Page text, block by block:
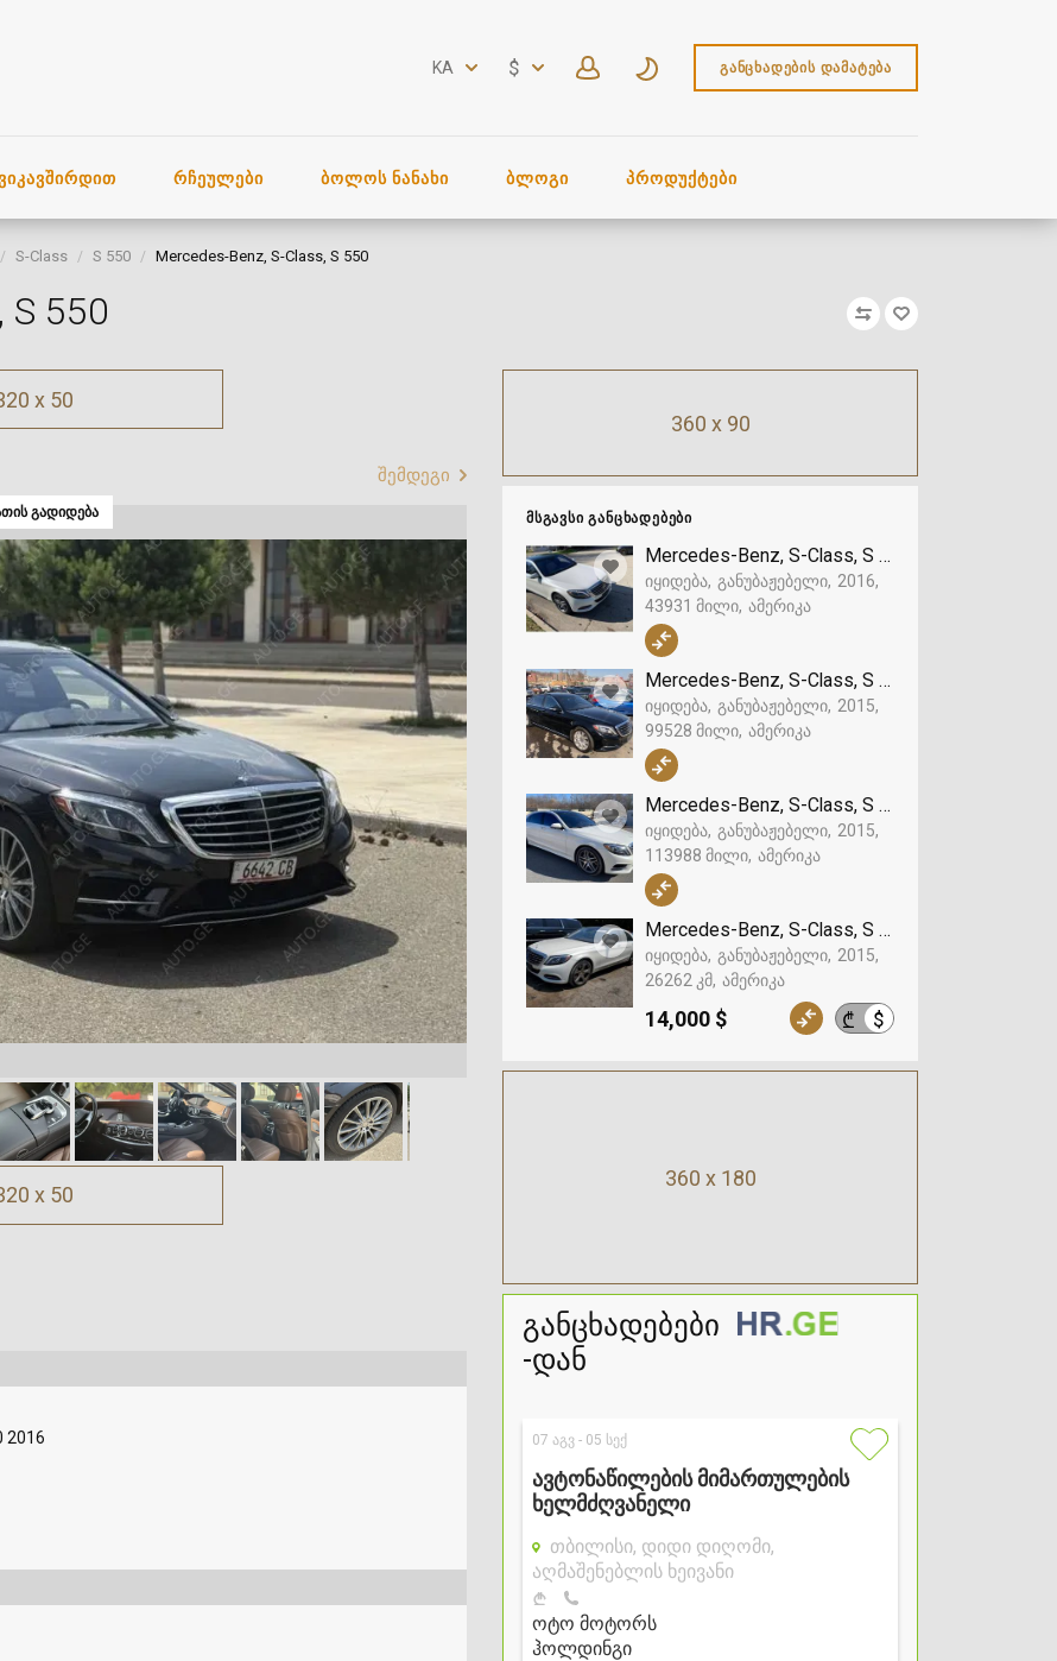
KA $ ᲒᲐᲜᲪᲮᲐᲓᲔᲑᲘᲡ ᲓᲐᲛᲐᲢᲔᲑᲐ
ᲠᲩᲔᲣᲚᲔᲑᲘ ᲑᲝᲚᲝᲡ ᲜᲐᲜᲐᲮᲘ ᲑᲚᲝᲒᲘ ᲞᲠᲝᲓᲣᲥᲢᲔᲑᲘ
S-Class S 550 Mercedes-Benz, S-Class, S 550
S 550
360 x 90
ᲛᲡᲒᲐᲕᲡᲘ ᲒᲐᲜᲪᲮᲐᲓᲔᲑᲔᲑᲘ
Mercedes-Benz, S-Class, S 550
იყიდება განუბაჟებელი 2016
43931 მილი ამერიკა
Mercedes-Benz, S-Class, S 550
იყიდება განუბაჟებელი 2015
99528 მილი ამერიკა
Mercedes-Benz, S-Class, S 550
იყიდება განუბაჟებელი 2015
113988 მილი ამერიკა
Mercedes-Benz, S-Class, S 550
იყიდება განუბაჟებელი 2015
26262 კმ ამერიკა
₾ $
14,000 $
360 x 180
x 50
შემდეგი
ᲒᲐᲓᲘᲓᲔᲑᲐ
x 50
2016